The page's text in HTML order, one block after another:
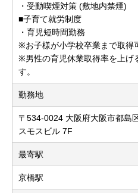
・受動喫煙対策 (敷地内禁煙)
■子育て就労制度
・育児短時間勤務
※お子様が小学校卒業まで取得
※男性の育児休業取得率を上げ
す。
勤務地
〒534-0024 大阪府大阪市都
スモスビル 7F
最寄駅
京橋駅